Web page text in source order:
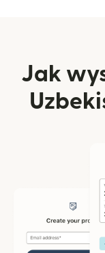
Jak